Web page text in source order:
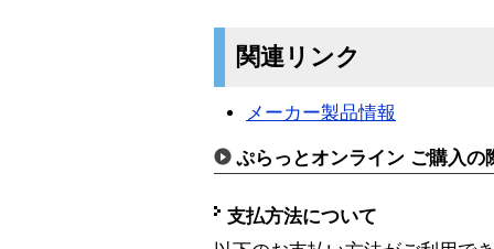
関連リンク
メーカー製品情報
ぷらっとオンライン ご購入の
支払方法について